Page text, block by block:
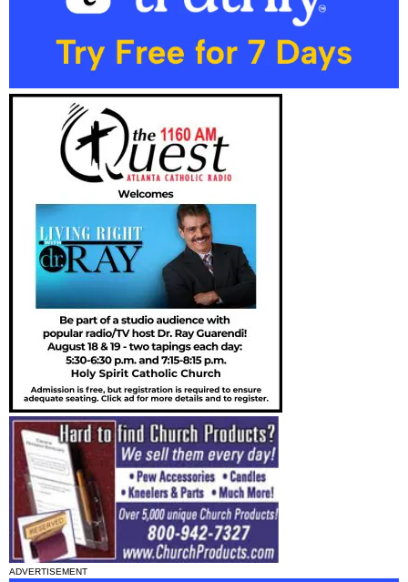
ADVERTISEMENT